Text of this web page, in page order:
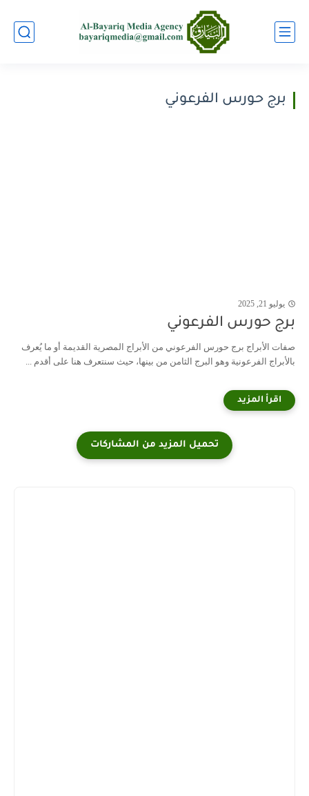
برج حورس الفرعوني
يوليو 21, 2025
برج حورس الفرعوني
صفات الأبراج برج حورس الفرعوني من الأبراج المصرية القديمة أو ما يُعرف
بالأبراج الفرعونية وهو البرج الثامن من بينها، حيث سنتعرف هنا على أقدم ...